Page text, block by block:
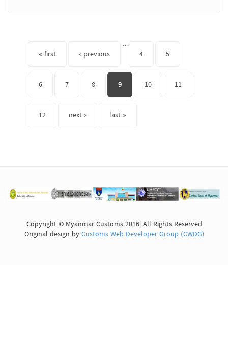
« first ‹ previous
…
4
5
6 7 8 9 10 11
12 next › last »
Copyright © Myanmar Customs 2016| All Rights Reserved
Original design byCustoms Web Developer Group (CWDG)